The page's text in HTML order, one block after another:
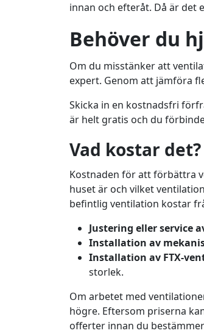
innan och efteråt. Då är det
Behöver du
Om du misstänker att
expert. Genom att jämföra
Skicka in en kostnadsfri
är helt gratis och du
Vad kostar det?
Kostnaden för att förbättra
huset är och vilket
befintlig ventilation kostar
Justering eller service
Installation av
Installation av FTX-
storlek.
Om arbetet med
högre. Eftersom priserna
offerter innan du